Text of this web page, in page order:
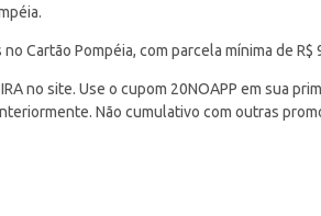
Cartão Pompéia, com parcela mínima de R$
no site. Use o cupom 20NOAPP em sua
Não cumulativo com outras